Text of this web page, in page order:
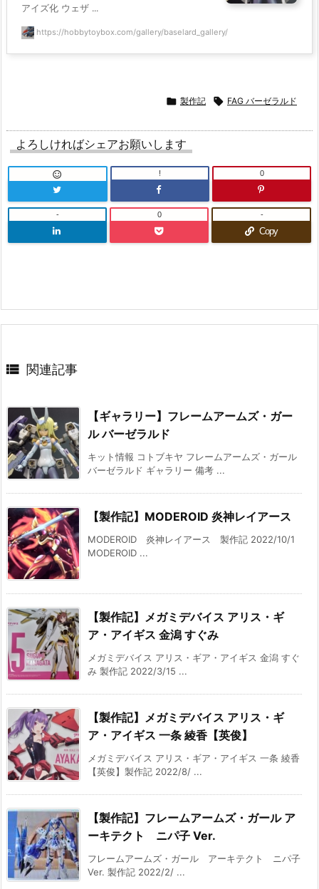
アイズ化 ウェザ ...
https://hobbytoybox.com/gallery/baselard_gallery/
 製作記  FAG バーゼラルド
よろしければシェアお願いします
 ! 0
- 0
Copy
-
 関連記事
【ギャラリー】フレームアームズ・ガー
ル バーゼラルド
キット情報 コトブキヤ フレームアームズ・ガール
バーゼラルド ギャラリー 備考 ...
【製作記】MODEROID 炎神レイアース
MODEROID 炎神レイアース 製作記 2022/10/1
MODEROID ...
【製作記】メガミデバイス アリス・ギ
ア・アイギス 金潟 すぐみ
メガミデバイス アリス・ギア・アイギス 金潟 すぐ
み 製作記 2022/3/15 ...
【製作記】メガミデバイス アリス・ギ
ア・アイギス 一条 綾香【英俊】
メガミデバイス アリス・ギア・アイギス 一条 綾香
【英俊】製作記 2022/8/ ...
【製作記】フレームアームズ・ガール ア
ーキテクト ニパ子 Ver.
フレームアームズ・ガール アーキテクト ニパ子
Ver. 製作記 2022/2/ ...